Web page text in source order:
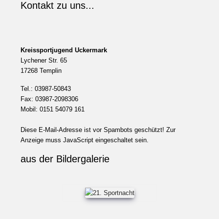
Kontakt zu uns...
Kreissportjugend Uckermark
Lychener Str. 65
17268 Templin
Tel.: 03987-50843
Fax: 03987-2098306
Mobil: 0151 54079 161
Diese E-Mail-Adresse ist vor Spambots geschützt! Zur
Anzeige muss JavaScript eingeschaltet sein.
aus der Bildergalerie